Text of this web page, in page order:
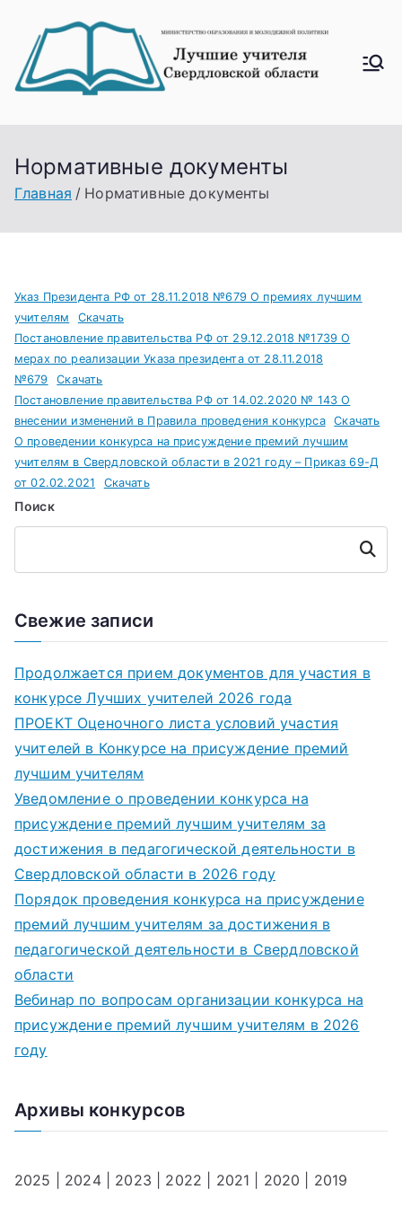
содержимому
Лучш
Нормативные документы
Главная Нормативные документы
Указ Президента РФ от 28.11.2018 №679 О премиях лучшим
учителям
Скачать
Постановление правительства РФ от 29.12.2018 №1739 О
мерах по реализации Указа президента от 28.11.2018
№679
Скачать
Постановление правительства РФ от 14.02.2020 № 143 О
внесении изменений в Правила проведения конкурса
Скачать
О проведении конкурса на присуждение премий лучшим
учителям в Свердловской области в 2021 году – Приказ 69-Д
от 02.02.2021
Скачать
Поиск
Поиск
Свежие записи
Продолжается прием документов для участия в
конкурсе Лучших учителей 2026 года
ПРОЕКТ Оценочного листа условий участия
учителей в Конкурсе на присуждение премий
лучшим учителям
Уведомление о проведении конкурса на
присуждение премий лучшим учителям за
достижения в педагогической деятельности в
Свердловской области в 2026 году
Порядок проведения конкурса на присуждение
премий лучшим учителям за достижения в
педагогической деятельности в Свердловской
области
Вебинар по вопросам организации конкурса на
присуждение премий лучшим учителям в 2026
году
Архивы конкурсов
2025 2024 2023 2022 2021 2020 2019